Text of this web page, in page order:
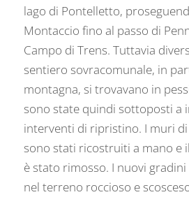
lago di Pontelletto,
Montaccio fino al passo di
Campo di Trens. Tuttavia
sentiero sovracomunale, in
montagna, si trovavano in
sono state quindi sottoposti a
interventi di ripristino. I muri di
sono stati ricostruiti a mano e
è stato rimosso. I nuovi
nel terreno roccioso e